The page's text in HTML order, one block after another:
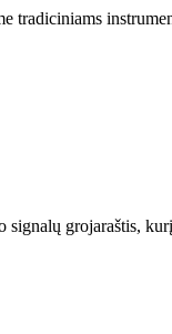
tradiciniams
grojaraštis,